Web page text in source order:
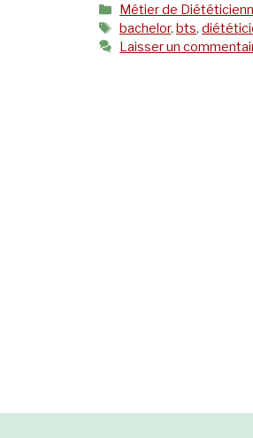
Catégories
Métier de
Étiquettes
bachelor,bts,
Laisser un